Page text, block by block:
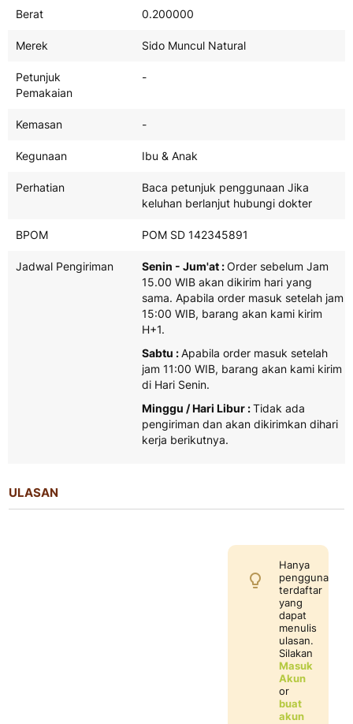
Berat 0.200000
Merek Sido Muncul Natural
Petunjuk
Pemakaian
-
Kemasan -
Kegunaan Ibu & Anak
Perhatian
Baca petunjuk penggunaan Jika
keluhan berlanjut hubungi dokter
BPOM POM SD 142345891
Jadwal Pengiriman Senin - Jum'at :Order sebelum Jam
15.00 WIB akan dikirim hari yang
sama. Apabila order masuk setelah jam
15:00 WIB, barang akan kami kirim
H+1.
Sabtu :Apabila order masuk setelah
jam 11:00 WIB, barang akan kami kirim
di Hari Senin.
Minggu / Hari Libur :Tidak ada
pengiriman dan akan dikirimkan dihari
kerja berikutnya.
ULASAN
Hanya
pengguna
terdaftar
yang
dapat
menulis
ulasan.
Silakan
Masuk
Akun
or
buat
akun